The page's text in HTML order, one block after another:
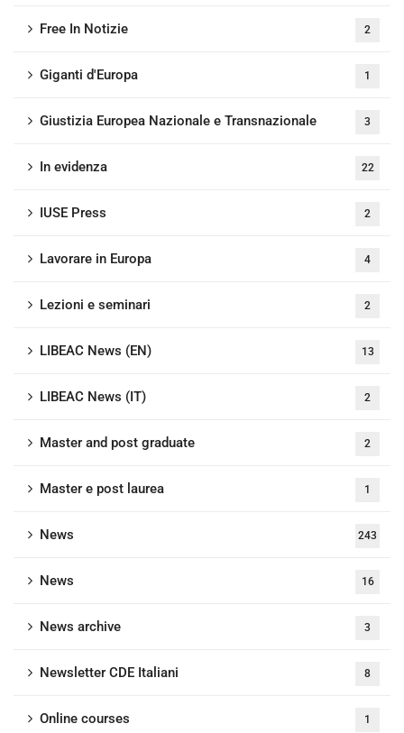
Free In Notizie 2
Giganti d'Europa 1
Giustizia Europea Nazionale e Transnazionale 3
In evidenza 22
IUSE Press 2
Lavorare in Europa 4
Lezioni e seminari 2
LIBEAC News (EN) 13
LIBEAC News (IT) 2
Master and post graduate 2
Master e post laurea 1
News 243
News 16
News archive 3
Newsletter CDE Italiani 8
Online courses 1